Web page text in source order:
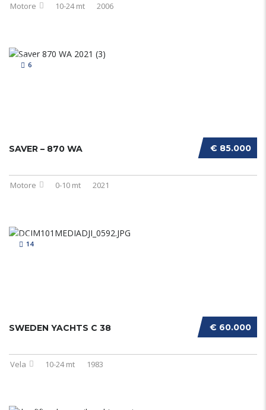
Motore 10-24 mt 2006
6
€ 85.000
SAVER – 870 WA
Motore 0-10 mt 2021
14
€ 60.000
SWEDEN YACHTS C 38
Vela 10-24 mt 1983